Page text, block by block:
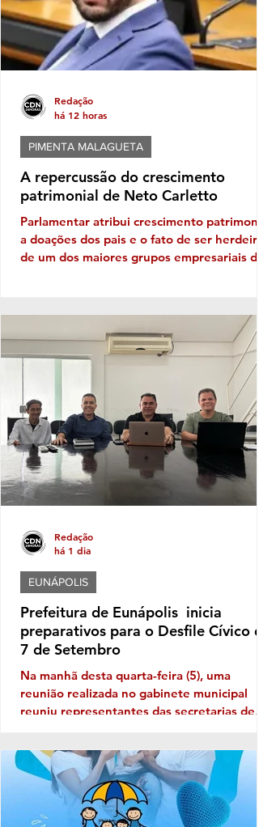
A repercussão do crescimento
patrimonial de Neto Carletto
Parlamentar atribui crescimento
a doações dos pais e o fato de ser herdeiro
de um dos maiores grupos empresariais da
pode isso! Carletinho, que diminuitivo só o
nome mesmo, afinal o nobre deputado
federal que era do PP e agora está no
patrimonial em 2022 de R$ 591,6 mil reais
para algo em torno de 34,3 milhões neste
ano
PIMENTA MALAGUETA
Redação
há 12 horas
Prefeitura de Eunápolis inicia
preparativos para o Desfile Cívico
7 de Setembro
Na manhã desta quarta-feira (5), uma
reunião realizada no gabinete municipal
reuniu representantes das secretarias de
alinhar as primeiras ações voltadas à
organização do evento, incluindo aspectos
relacionados à logística, segurança,
estrutura e participação das instituições.
Neste ano, o desfile terá como tema
EUNÁPOLIS
Redação
há 1 dia